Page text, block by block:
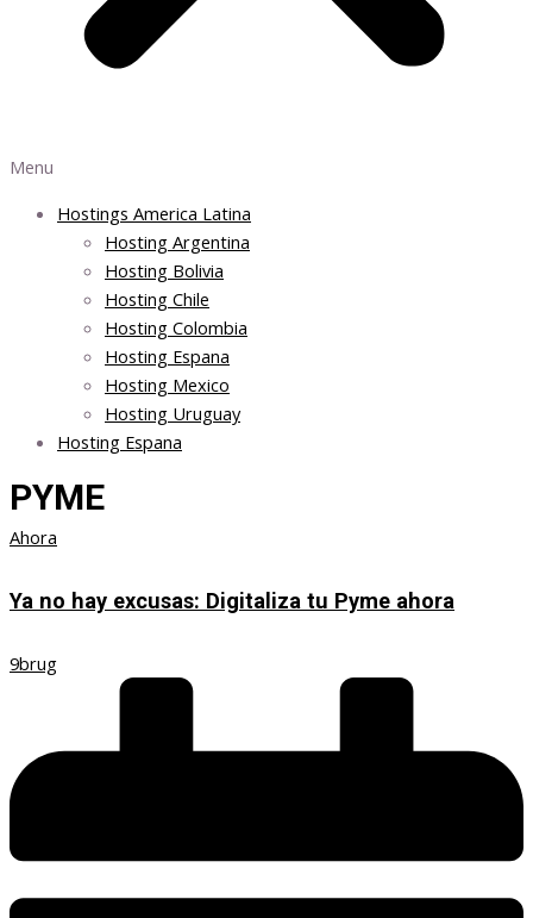
Menu
Hostings America Latina
Hosting Argentina
Hosting Bolivia
Hosting Chile
Hosting Colombia
Hosting Espana
Hosting Mexico
Hosting Uruguay
Hosting Espana
PYME
Ahora
Ya no hay excusas: Digitaliza tu Pyme ahora
9brug